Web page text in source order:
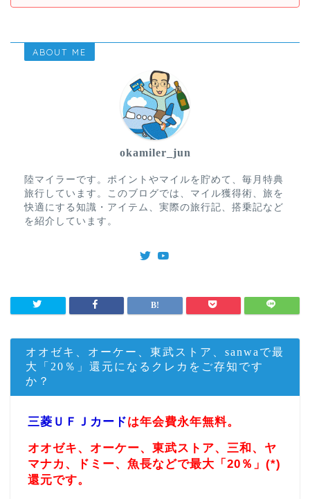
ABOUT ME
okamiler_jun
陸マイラーです。ポイントやマイルを貯めて、毎月特典
旅行しています。このブログでは、マイル獲得術、旅を
快適にする知識・アイテム、実際の旅行記、搭乗記など
を紹介しています。
オオゼキ、オーケー、東武ストア、sanwaで最
大「20％」還元になるクレカをご存知です
か？
三菱ＵＦＪカードは年会費永年無料。
オオゼキ、オーケー、東武ストア、三和、ヤ
マナカ、ドミー、魚長などで最大「20％」(*)
還元です。